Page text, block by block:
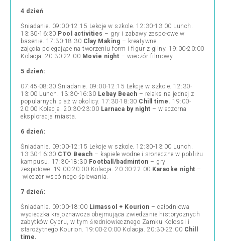
4 dzień
Śniadanie. 09:00-12:15 Lekcje w szkole. 12:30-13:00 Lunch.
13:30-16:30 Pool activities – gry i zabawy zespołowe w
basenie. 17:30-18:30 Clay Making – kreatywne
zajęcia polegające na tworzeniu form i figur z gliny. 19:00-20:00
Kolacja. 20:30-22:00 Movie night – wieczór filmowy.
5 dzień:
07:45-08:30 Śniadanie. 09:00-12:15 Lekcje w szkole. 12:30-
13:00 Lunch. 13:30-16:30 Lebay Beach – relaks na jednej z
popularnych plaż w okolicy. 17:30-18:30 Chill time. 19:00-
20:00 Kolacja. 20:30-23:00 Larnaca by night – wieczorna
eksploracja miasta.
6 dzień:
Śniadanie. 09:00-12:15 Lekcje w szkole. 12:30-13:00 Lunch.
13:30-16:30 CTO Beach – kąpiele wodne i słoneczne w pobliżu
kampusu. 17:30-18:30 Football/badminton – gry
zespołowe. 19:00-20:00 Kolacja. 20:30-22:00 Karaoke night –
wieczór wspólnego śpiewania.
7 dzień:
Śniadanie. 09:00-18:00 Limassol + Kourion – całodniowa
wycieczka krajoznawcza obejmująca zwiedzanie historycznych
zabytków Cypru, w tym średniowiecznego Zamku Kolossi i
starożytnego Kourion. 19:00-20:00 Kolacja. 20:30-22:00 Chill
time.